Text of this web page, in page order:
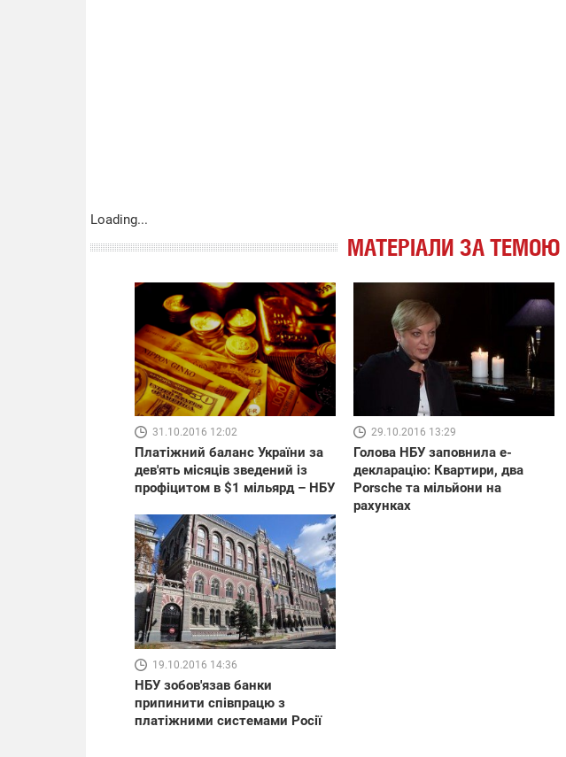
Loading...
МАТЕРІАЛИ ЗА ТЕМОЮ
31.10.2016 12:02
Платіжний баланс України за
дев'ять місяців зведений із
профіцитом в $1 мільярд – НБУ
29.10.2016 13:29
Голова НБУ заповнила е-
декларацію: Квартири, два
Porsche та мільйони на
рахунках
19.10.2016 14:36
НБУ зобов'язав банки
припинити співпрацю з
платіжними системами Росії